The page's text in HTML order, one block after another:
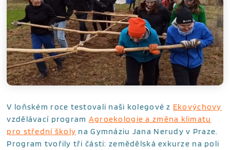
V loňském roce testovali naši kolegové z Ekovýchovy
vzdělávací program Agroekologie a změna klimatu
pro střední školy na Gymnáziu Jana Nerudy v Praze.
Program tvořily tři části: zemědělská exkurze na poli